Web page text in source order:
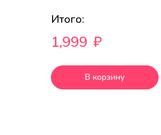
Итого:
1,999 ₽
В корзину